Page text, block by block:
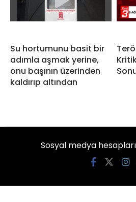
Su hortumunu basit bir
adımla aşmak yerine,
onu başının üzerinden
kaldırıp altından
Sosyal medya